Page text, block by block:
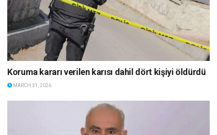
Koruma kararı verilen karısı dahil dört kişiyi öldürdü
MARCH 31, 2026